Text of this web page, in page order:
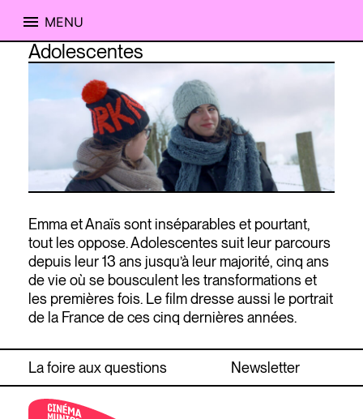
MENU
Adolescentes
Emma et Anaïs sont inséparables et pourtant,
tout les oppose. Adolescentes suit leur parcours
depuis leur 13 ans jusqu’à leur majorité, cinq ans
de vie où se bousculent les transformations et
les premières fois. Le film dresse aussi le portrait
de la France de ces cinq dernières années.
La foire aux questions Newsletter